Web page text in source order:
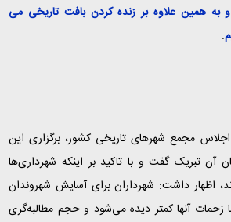
به همین علاوه بر زنده کردن بافت تاریخی می
.
مجمع شهرهای تاریخی کشور، برگزاری این
آن تبریک گفت و با تاکید بر اینکه شهرداری‌ها
اظهار داشت: شهرداران برای آسایش شهروندان
زحمات آنها کمتر دیده می‌شود و حجم مطالبه‌گری